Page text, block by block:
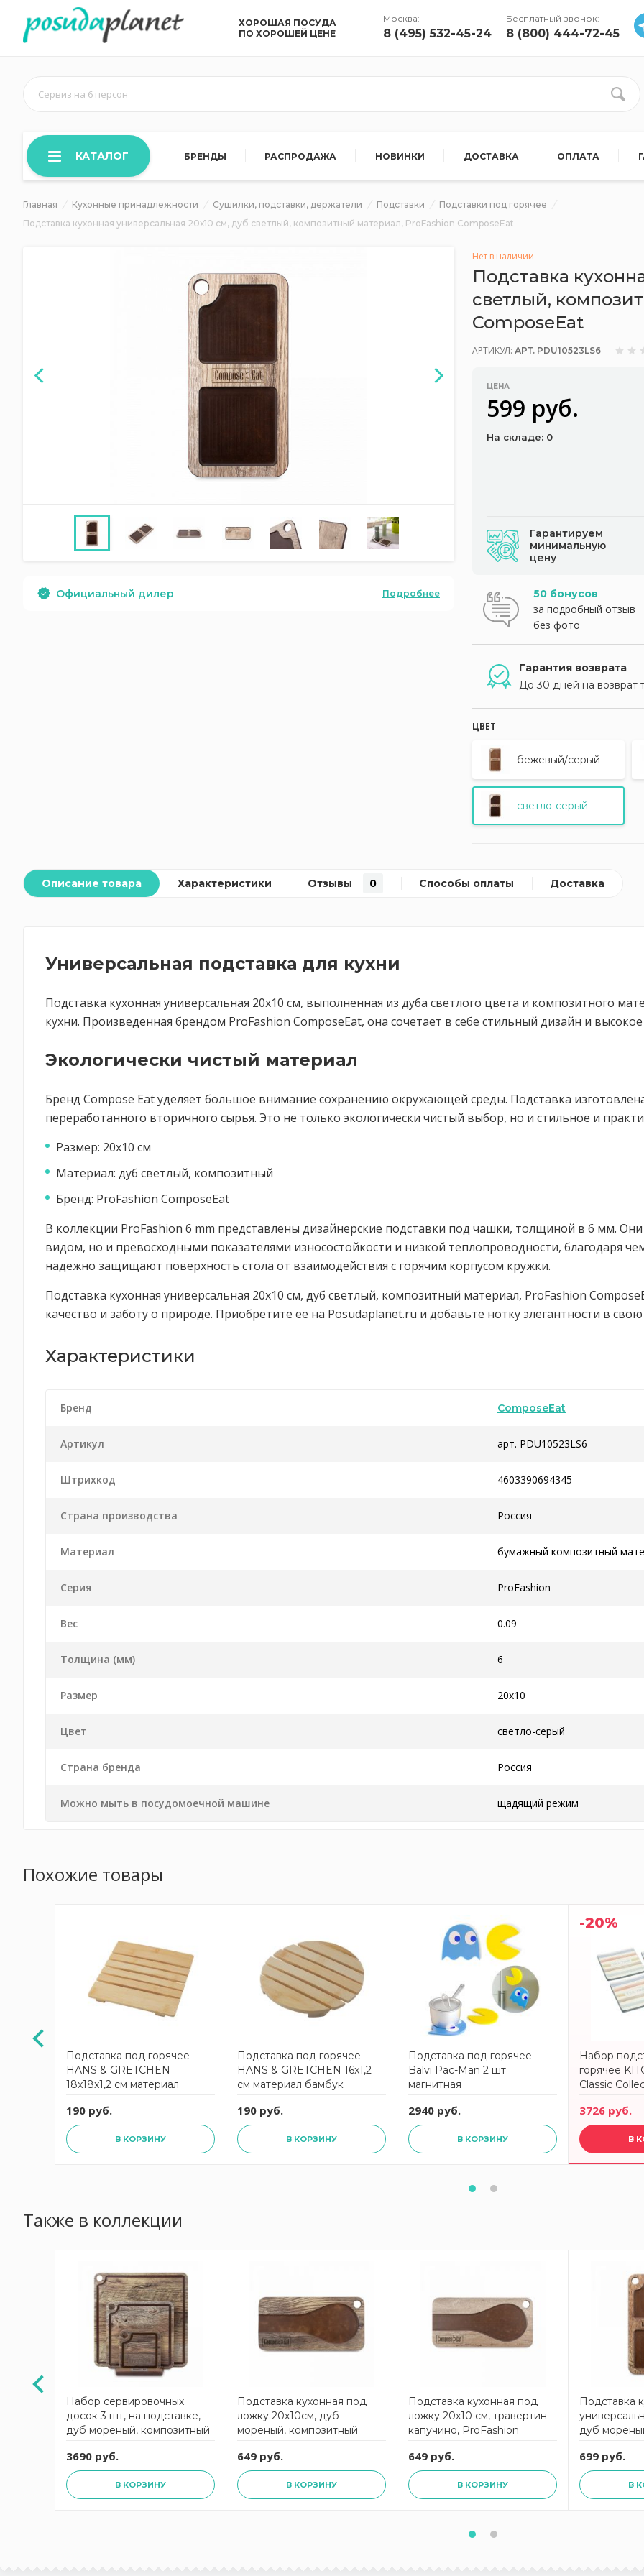
ХОРОШАЯ ПОСУДА
ПО ХОРОШЕЙ ЦЕНЕ
Москва:
8 (495) 532-45-24
Бесплатный звонок:
8 (800) 444-72-45
Сервиз на 6 персон
КАТАЛОГ БРЕНДЫ РАСПРОДАЖА НОВИНКИ ДОСТАВКА ОПЛАТА
Главная Кухонные принадлежности Сушилки, подставки, держатели Подставки
Подставки под горячее
Подставка кухонная универсальная 20х10 см, дуб светлый, композитный материал, ProFashion ComposeEat
Официальный дилер Подробнее
Нет в наличии
Подставка
светлый,
ComposeEat
АРТИКУЛ: АРТ. PDU10523LS6
ЦЕНА
599 руб.
На складе: 0
Гарантируем
минимальную
цену
50 бонусов
за подробный отзыв
без фото
Гарантия возврата
До 30 дней на возврат
ЦВЕТ
бежевый/серый
светло-серый
Описание товара Характеристики Отзывы 0 Способы оплаты Доставка
Универсальная подставка для кухни
Подставка кухонная универсальная 20х10 см, выполненная из дуба светлого цвета и композитного
кухни. Произведенная брендом ProFashion ComposeEat, она сочетает в себе стильный дизайн и высокое
Экологически чистый материал
Бренд Compose Eat уделяет большое внимание сохранению окружающей среды. Подставка
переработанного вторичного сырья. Это не только экологически чистый выбор, но и стильное и
Размер: 20х10 см
Материал: дуб светлый, композитный
Бренд: ProFashion ComposeEat
В коллекции ProFashion 6 mm представлены дизайнерские подставки под чашки, толщиной в 6 мм.
видом, но и превосходными показателями износостойкости и низкой теплопроводности, благодаря
надежно защищают поверхность стола от взаимодействия с горячим корпусом кружки.
Подставка кухонная универсальная 20х10 см, дуб светлый, композитный материал, ProFashion
качество и заботу о природе. Приобретите ее на Posudaplanet.ru и добавьте нотку элегантности в
Характеристики
Бренд ComposeEat
Артикул арт. PDU10523LS6
Штрихкод 4603390694345
Страна производства Россия
Материал бумажный композитный
Серия ProFashion
Вес 0.09
Толщина (мм) 6
Размер 20x10
Цвет светло-серый
Страна бренда Россия
Можно мыть в посудомоечной машине щадящий режим
Похожие товары
Подставка под горячее
HANS & GRETCHEN
18x18x1,2 см материал
бамбук
190 руб.
В КОРЗИНУ
Подставка под горячее
HANS & GRETCHEN 16x1,2
см материал бамбук
190 руб.
В КОРЗИНУ
Подставка под горячее
Balvi Pac-Man 2 шт
магнитная
2940 руб.
В КОРЗИНУ
-20%
Набор
горячее
Classic
3726 руб.
В
Также в коллекции
Набор сервировочных
досок 3 шт, на подставке,
дуб мореный, композитный
ComposeEat
3690 руб.
В КОРЗИНУ
Подставка кухонная под
ложку 20х10см, дуб
мореный, композитный
ComposeEat
649 руб.
В КОРЗИНУ
Подставка кухонная под
ложку 20х10 см, травертин
капучино, ProFashion
649 руб.
В КОРЗИНУ
Подставка
дуб
699 руб.
В